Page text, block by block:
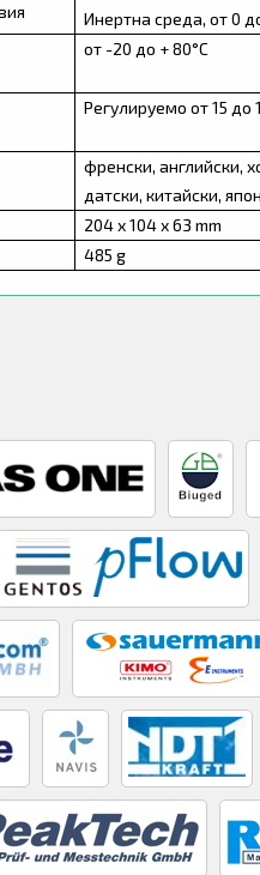
Инертна среда, от 0
от -20 до + 80°С
Регулируемо от 15 до
френски, английски,
датски, китайски,
204 х 104 х 63 mm
485 g